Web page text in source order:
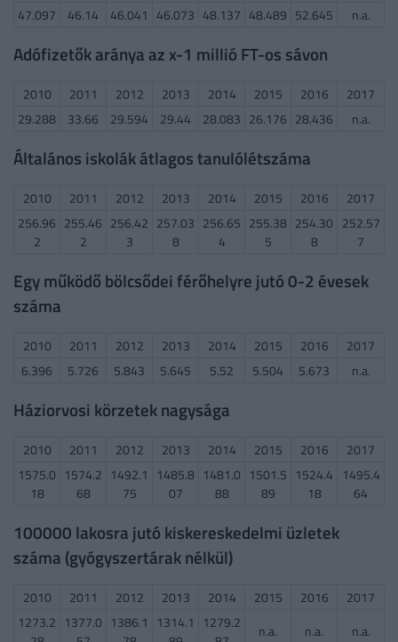
47.097
46.14 46.041 46.073 48.137 48.489 52.645 n.a.
Adófizetők aránya az x-1 millió FT-os sávon
2010 2011 2012 2013 2014 2015 2016
2017
29.288
33.66 29.594 29.44 28.083 26.176 28.436 n.a.
Általános iskolák átlagos tanulólétszáma
2010 2011 2012 2013 2014 2015 2016
2017
256.96
2
255.46
2
256.42
3
257.03
8
256.65
4
255.38
5
254.30
8
252.57
7
Egy működő bölcsődei férőhelyre jutó 0-2 évesek
száma
2010 2011 2012 2013 2014 2015 2016
2017
6.396
5.726 5.843 5.645 5.52 5.504 5.673 n.a.
Háziorvosi körzetek nagysága
2010 2011 2012 2013 2014 2015 2016
2017
1575.0
18
1574.2
68
1492.1
75
1485.8
07
1481.0
88
1501.5
89
1524.4
18
1495.4
64
100000 lakosra jutó kiskereskedelmi üzletek
száma (gyógyszertárak nélkül)
2010 2011 2012 2013 2014 2015 2016
2017
1273.2 1377.0 1386.1
1314.1
1279.2
n.a. n.a. n.a.